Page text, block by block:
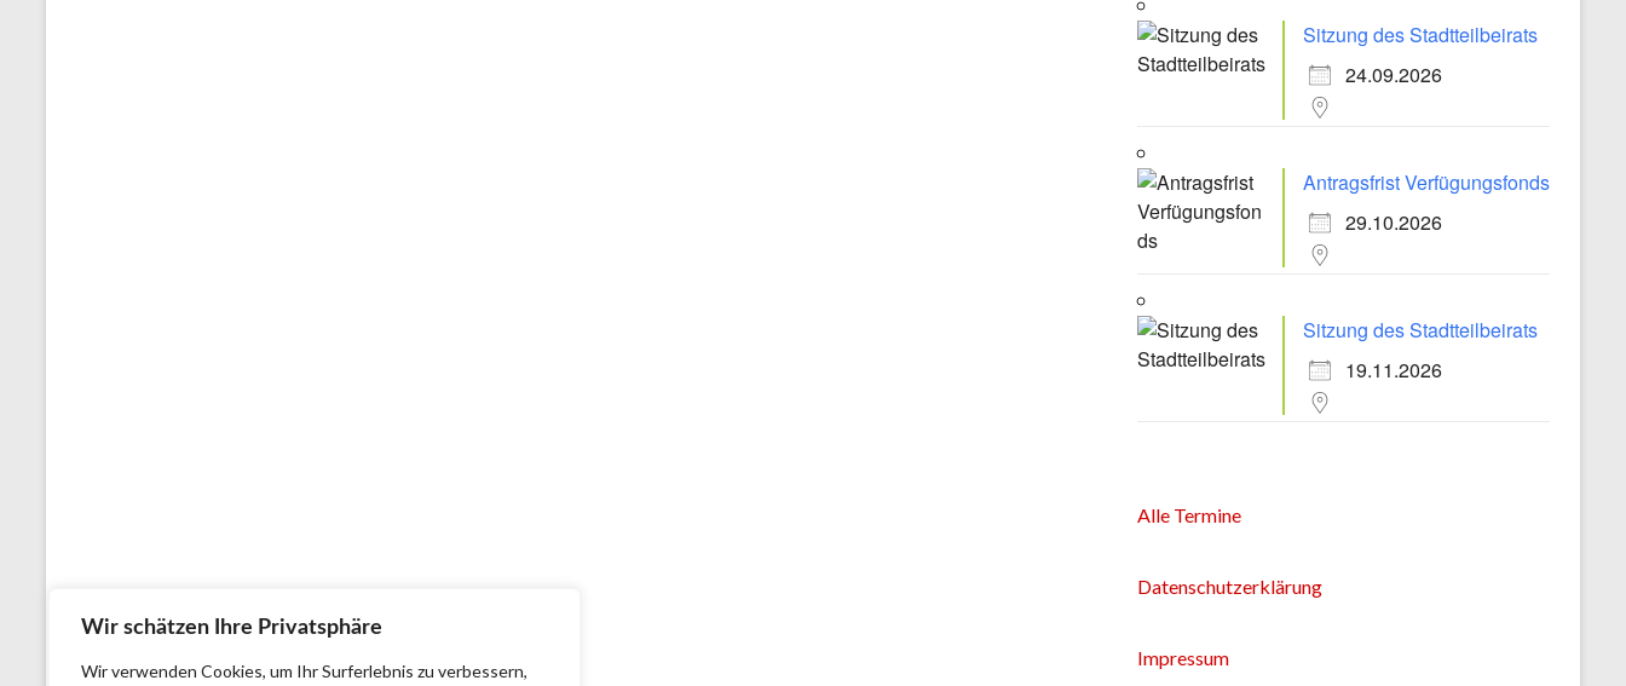
Wir schätzen Ihre Privatsphäre
Wir verwenden Cookies, um Ihr Surferlebnis zu verbessern,
Sitzung des Stadtteilbeirats
24.09.2026
Antragsfrist Verfügungsfonds
29.10.2026
Sitzung des Stadtteilbeirats
19.11.2026
Alle Termine
Datenschutzerklärung
Impressum